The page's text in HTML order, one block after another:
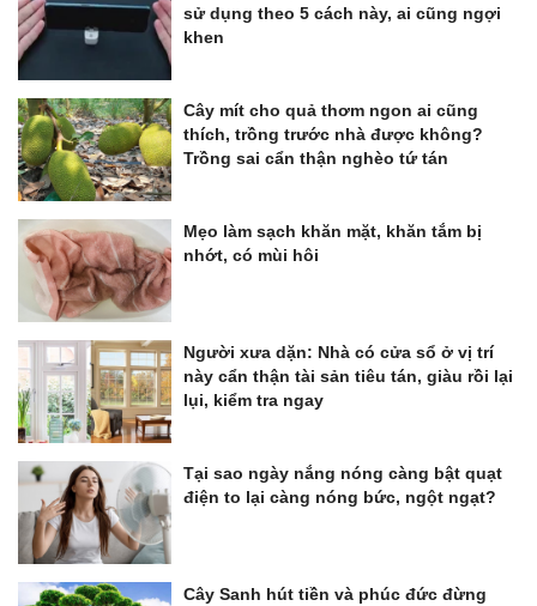
sử dụng theo 5 cách này, ai cũng ngợi
khen
Cây mít cho quả thơm ngon ai cũng
thích, trồng trước nhà được không?
Trồng sai cẩn thận nghèo tứ tán
Mẹo làm sạch khăn mặt, khăn tắm bị
nhớt, có mùi hôi
Người xưa dặn: Nhà có cửa sổ ở vị trí
này cẩn thận tài sản tiêu tán, giàu rồi lại
lụi, kiểm tra ngay
Tại sao ngày nắng nóng càng bật quạt
điện to lại càng nóng bức, ngột ngạt?
Cây Sanh hút tiền và phúc đức đừng